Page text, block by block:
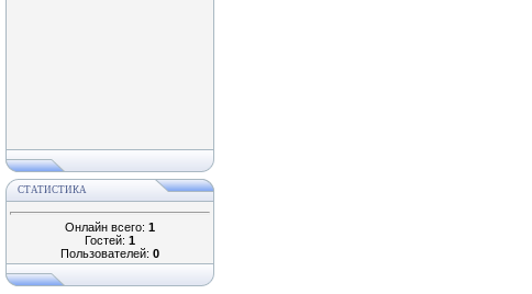
СТАТИСТИКА
Онлайн всего: 1
Гостей: 1
Пользователей: 0